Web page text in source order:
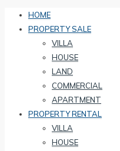
HOME
PROPERTY SALE
VILLA
HOUSE
LAND
COMMERCIAL
APARTMENT
PROPERTY RENTAL
VILLA
HOUSE